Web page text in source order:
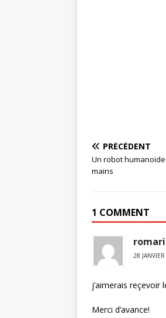
PRÉCÉDENT
Un robot
mains
1 COMMENT
28
j’aimerais
Merci d’avance!